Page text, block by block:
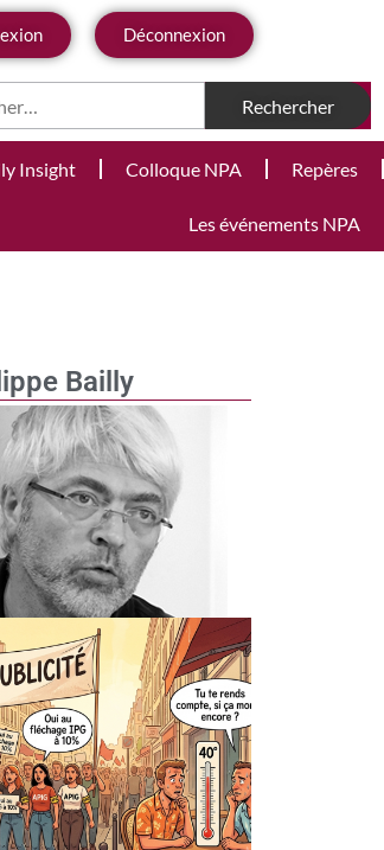
Déconnexion
Insight Colloque NPA Repères
Les événements NPA
Bailly